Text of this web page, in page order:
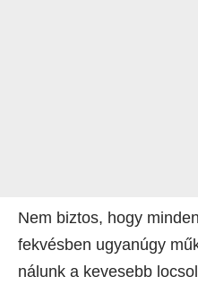
Nem biztos, hogy
fekvésben ugyanúgy
nálunk a kevesebb